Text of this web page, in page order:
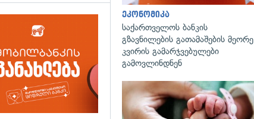
ეკონომიკა
საქართველოს ბანკის
გზავნილების გათამაშების მეორე
კვირის გამარჯვებულები
გამოვლინდნენ